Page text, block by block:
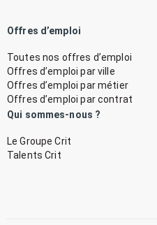
Offres d’emploi
Toutes nos offres d’emploi
Offres d’emploi par ville
Offres d’emploi par métier
Offres d’emploi par contrat
Qui sommes-nous ?
Le Groupe Crit
Talents Crit